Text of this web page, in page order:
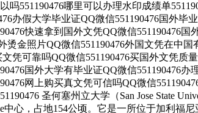
551190476哪里可以办理水印成绩单
办假大学毕业证QQ微信551190476国外毕
快速拿到国外文凭QQ微信551190476
金照片QQ微信551190476外国文凭在中
凭可靠吗QQ微信551190476买国外文凭质
国外大学有毕业证QQ微信551190476
网上购买真文凭可信吗QQ微信
圣何塞州立大学（San Jose State
心，占地154公顷。它是一所位于加利福